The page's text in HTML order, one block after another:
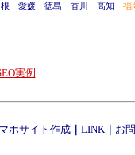
愛媛 徳島 香川 高知 福
実例
ホサイト作成 LINK お